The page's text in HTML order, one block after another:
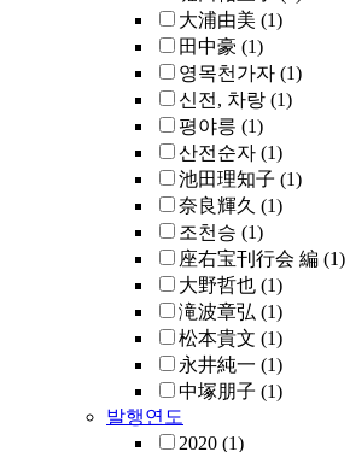
大浦由美 (1)
田中豪 (1)
영목천가자 (1)
신전, 차랑 (1)
평야릉 (1)
산전순자 (1)
池田理知子 (1)
奈良輝久 (1)
조천승 (1)
座右宝刊行会 編 (1)
大野哲也 (1)
滝波章弘 (1)
松本貴文 (1)
永井純一 (1)
中塚朋子 (1)
발행연도
2020 (1)